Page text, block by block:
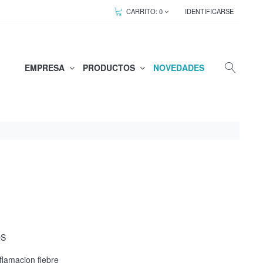
CARRITO:0 IDENTIFICARSE
EMPRESA PRODUCTOS NOVEDADES
fiebre